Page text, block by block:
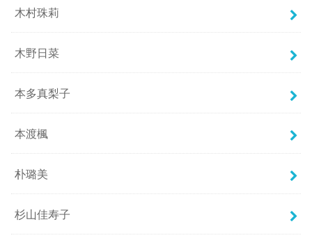
木村珠莉
木野日菜
本多真梨子
本渡楓
朴璐美
杉山佳寿子